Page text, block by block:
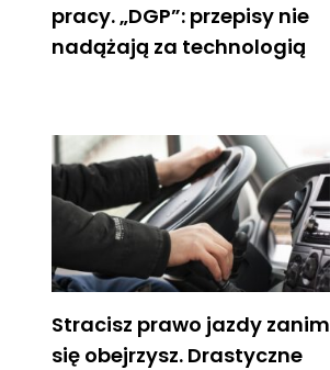
pracy. „DGP”: przepisy nie
nadążają za technologią
Stracisz prawo jazdy zanim
się obejrzysz. Drastyczne